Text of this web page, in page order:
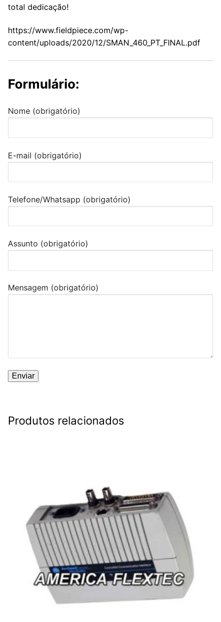
total dedicação!
https://www.fieldpiece.com/wp-
content/uploads/2020/12/SMAN_460_PT_FINAL.pdf
Formulário:
Nome (obrigatório)
E-mail (obrigatório)
Telefone/Whatsapp (obrigatório)
Assunto (obrigatório)
Mensagem (obrigatório)
Produtos relacionados